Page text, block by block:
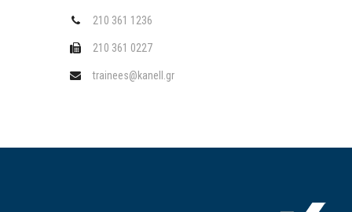
210 361 1236
210 361 0227
trainees@kanell.gr